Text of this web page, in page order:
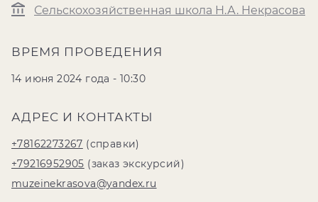
Сельскохозяйственная школа Н.А. Некрасова
ВРЕМЯ ПРОВЕДЕНИЯ
14 июня 2024 года - 10:30
АДРЕС И КОНТАКТЫ
+78162273267 (справки)
+79216952905 (заказ экскурсий)
muzeinekrasova@yandex.ru